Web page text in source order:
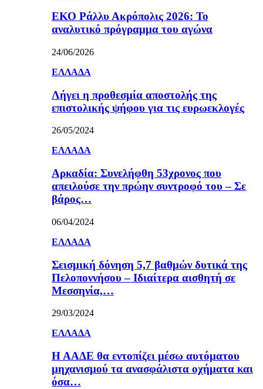
ΕΚΟ Ράλλυ Ακρόπολις 2026: Το
αναλυτικό πρόγραμμα του αγώνα
24/06/2026
ΕΛΛΑΔΑ
Λήγει η προθεσμία αποστολής της
επιστολικής ψήφου για τις ευρωεκλογές
26/05/2024
ΕΛΛΑΔΑ
Αρκαδία: Συνελήφθη 53χρονος που
απειλούσε την πρώην συντροφό του – Σε
βάρος…
06/04/2024
ΕΛΛΑΔΑ
Σεισμική δόνηση 5,7 βαθμών δυτικά της
Πελοποννήσου – Ιδιαίτερα αισθητή σε
Μεσσηνία,…
29/03/2024
ΕΛΛΑΔΑ
Η ΑΑΔΕ θα εντοπίζει μέσω αυτόματου
μηχανισμού τα ανασφάλιστα οχήματα και
όσα…